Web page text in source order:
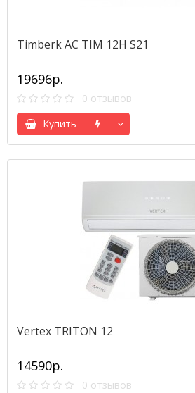
Timberk AC TIM 12H S21
19696р.
0 отзывов
Купить
Vertex TRITON 12
14590р.
0 отзывов